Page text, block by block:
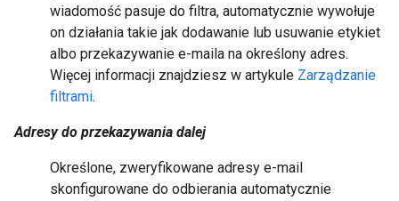
wiadomość pasuje do filtra, automatycznie wywołuje
on działania takie jak dodawanie lub usuwanie etykiet
albo przekazywanie e-maila na określony adres.
Więcej informacji znajdziesz w artykule Zarządzanie
filtrami.
Adresy do przekazywania dalej
Określone, zweryfikowane adresy e-mail
skonfigurowane do odbierania automatycznie